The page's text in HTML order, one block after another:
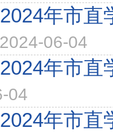
年市直
2024-06-04
年市直
04
年市直